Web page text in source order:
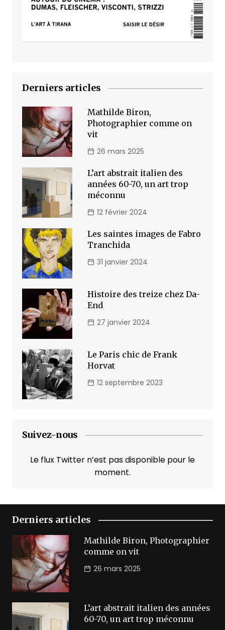
Derniers articles
Mathilde Biron,
Photographier comme on
vit
26 mars 2025
L’art abstrait italien des
années 60-70, un art trop
méconnu
12 février 2024
Les saintes images de Fabro
Tranchida
31 janvier 2024
Histoire des treize chez Da-
End
27 janvier 2024
Le Paris chic de Frank
Horvat
12 septembre 2023
Suivez-nous
Le flux Twitter n’est pas disponible pour le
moment.
Derniers articles
Mathilde Biron, Photographier
comme on vit
26 mars 2025
L’art abstrait italien des années
60-70, un art trop méconnu